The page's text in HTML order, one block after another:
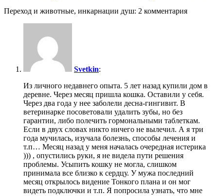
Переход и животные, инкарнации душ: 2 комментария
Svetkin:
Из личного недавнего опыта. 5 лет назад купили дом в
деревне. Через месяц пришла кошка. Оставили у себя.
Через два года у нее заболели десна-гингивит. В
ветеринарке посоветовали удалить зубы, но без
гарантии, либо полечить гормональными таблеткам.
Если в двух словах никто ничего не вылечил. А я три
года мучилась, изучала болезнь, способы лечения и
т.п… Месяц назад у меня началась очередная истерика
))) , опустились руки, я не видела пути решения
проблемы. Усыпить кошку не могла, слишком
принимала все близко к сердцу. У мужа последний
месяц открылось видение Тонкого плана и он мог
видеть подключки и т.п. Я попросила узнать, что мне